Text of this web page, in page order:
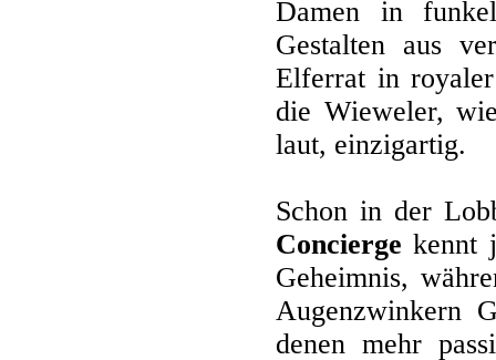
Damen in
Gestalten aus
Elferrat in
die Wieweler,
laut, einzigartig.
Schon in der
Concierge kennt
Geheimnis,
Augenzwinkern
denen mehr